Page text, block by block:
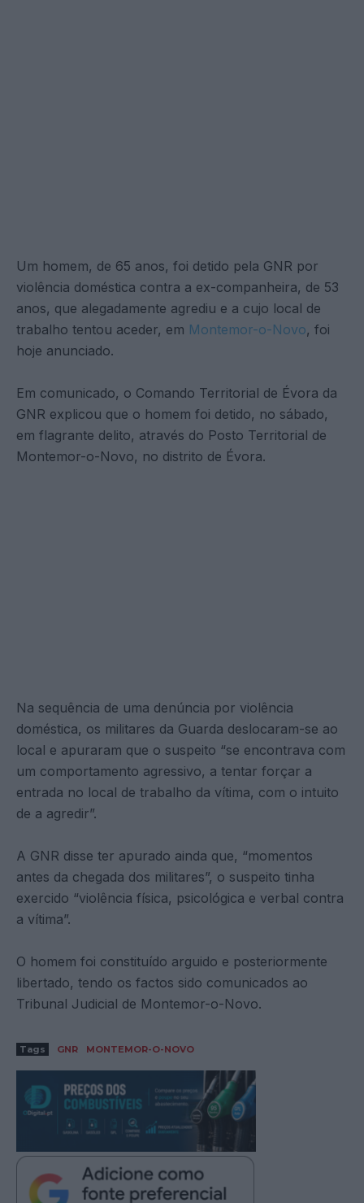
Um homem, de 65 anos, foi detido pela GNR por
violência doméstica contra a ex-companheira, de 53
anos, que alegadamente agrediu e a cujo local de
trabalho tentou aceder, em Montemor-o-Novo, foi
hoje anunciado.
Em comunicado, o Comando Territorial de Évora da
GNR explicou que o homem foi detido, no sábado,
em flagrante delito, através do Posto Territorial de
Montemor-o-Novo, no distrito de Évora.
Na sequência de uma denúncia por violência
doméstica, os militares da Guarda deslocaram-se ao
local e apuraram que o suspeito “se encontrava com
um comportamento agressivo, a tentar forçar a
entrada no local de trabalho da vítima, com o intuito
de a agredir”.
A GNR disse ter apurado ainda que, “momentos
antes da chegada dos militares”, o suspeito tinha
exercido “violência física, psicológica e verbal contra
a vítima”.
O homem foi constituído arguido e posteriormente
libertado, tendo os factos sido comunicados ao
Tribunal Judicial de Montemor-o-Novo.
Tags GNR MONTEMOR-O-NOVO